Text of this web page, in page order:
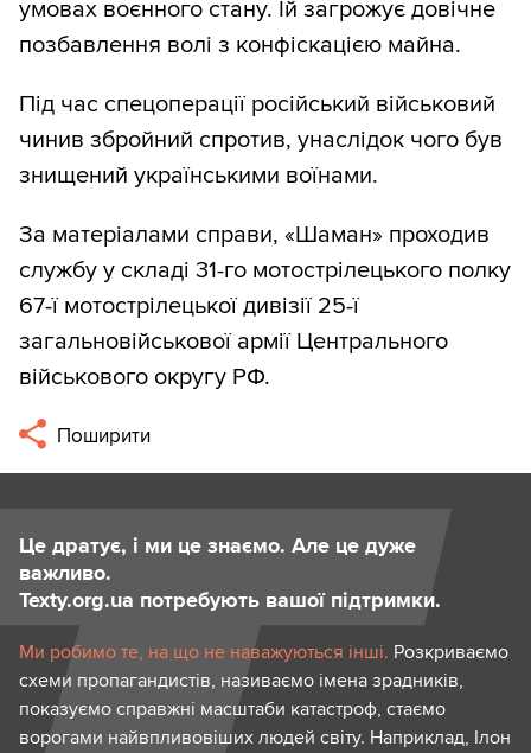
умовах воєнного стану. Їй загрожує довічне
позбавлення волі з конфіскацією майна.
Під час спецоперації російський військовий
чинив збройний спротив, унаслідок чого був
знищений українськими воїнами.
За матеріалами справи, «Шаман» проходив
службу у складі 31-го мотострілецького полку
67-ї мотострілецької дивізії 25-ї
загальновійськової армії Центрального
військового округу РФ.
Поширити
Це дратує, і ми це знаємо. Але це дуже
важливо.
Texty.org.ua потребують вашої підтримки.
Ми робимо те, на що не наважуються інші. Розкриваємо
схеми пропагандистів, називаємо імена зрадників,
показуємо справжні масштаби катастроф, стаємо
ворогами найвпливовіших людей світу. Наприклад, Ілон